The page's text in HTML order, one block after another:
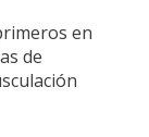
en
de